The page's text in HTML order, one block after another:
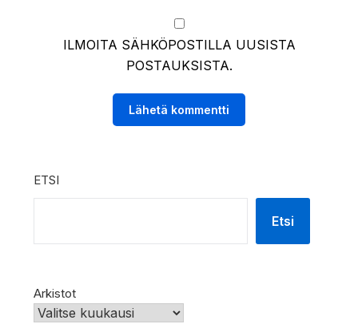
ILMOITA SÄHKÖPOSTILLA UUSISTA
POSTAUKSISTA.
ETSI
Etsi
Arkistot